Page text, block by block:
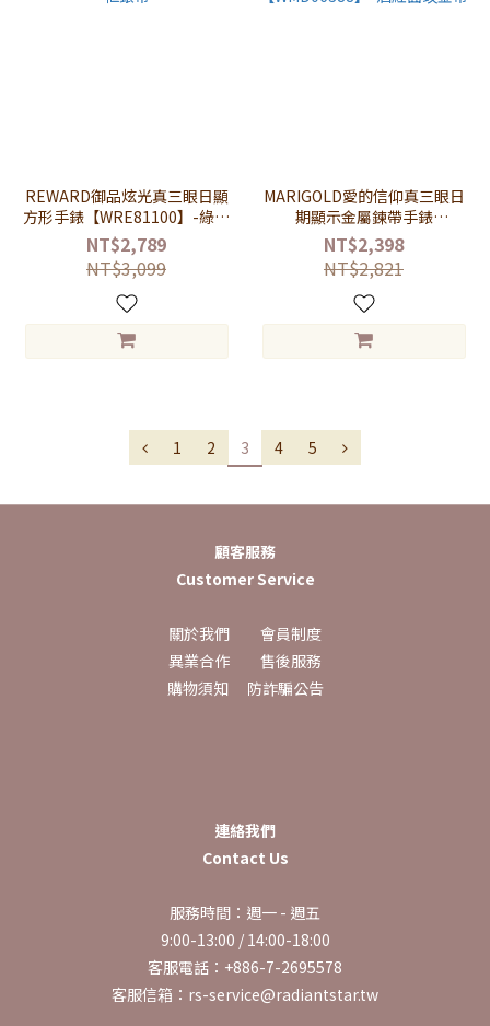
REWARD御品炫光真三眼日顯
方形手錶【WRE81100】-綠面
銀框銀帶
NT$2,789
NT$3,099
MARIGOLD愛的信仰真三眼日
期顯示金屬鍊帶手錶
【WMD06388】-酒紅面玫金帶
NT$2,398
NT$2,821
1 2 3 4 5
顧客服務
Customer Service
關於我們
會員制度
異業合作
售後服務
購物須知
防詐騙公告
連絡我們
Contact Us
服務時間：週一 - 週五
9:00-13:00 / 14:00-18:00
客服電話：+886-7-2695578
客服信箱：rs-service@radiantstar.tw